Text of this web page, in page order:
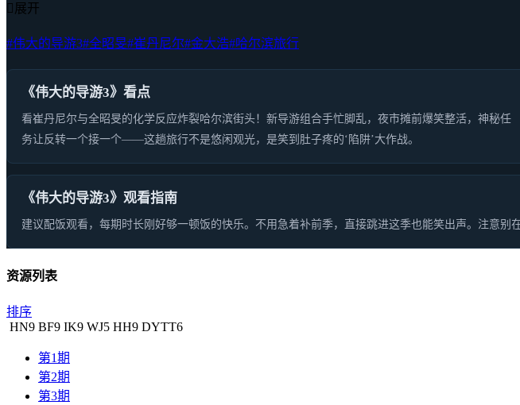
 展开
#伟大的导游3#全昭旻#崔丹尼尔#金大浩#哈尔滨旅行
《伟大的导游3》看点
看崔丹尼尔与全昭旻的化学反应炸裂哈尔滨街头！新导游组合手忙脚乱，夜市摊前爆笑整活，神秘任
务让反转一个接一个——这趟旅行不是悠闲观光，是笑到肚子疼的‘陷阱’大作战。
《伟大的导游3》观看指南
建议配饭观看，每期时长刚好够一顿饭的快乐。不用急着补前季，直接跳进这季也能笑出声。注意别
资源列表
排序
HN9 BF9 IK9 WJ5 HH9 DYTT6
第1期
第2期
第3期